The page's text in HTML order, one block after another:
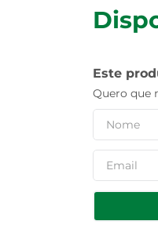
Este
Quero que